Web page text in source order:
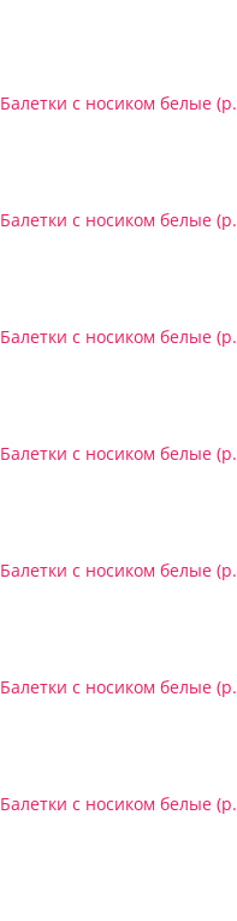
Балетки с носиком белые
Балетки с носиком белые
Балетки с носиком белые
Балетки с носиком белые
Балетки с носиком белые
Балетки с носиком белые
Балетки с носиком белые